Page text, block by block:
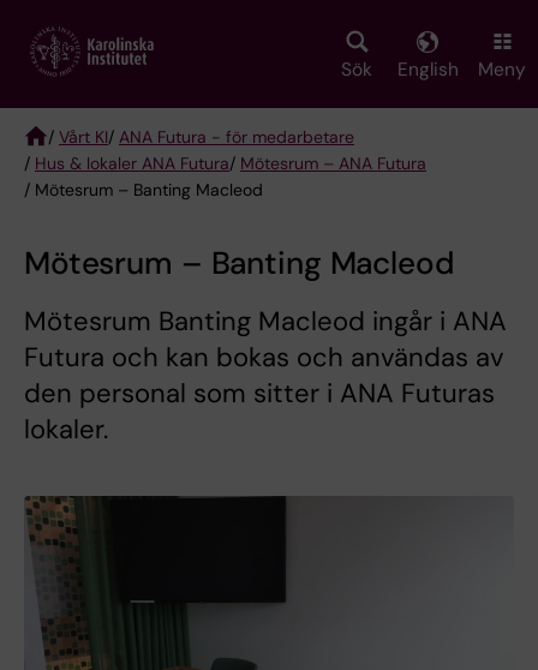
main
Sök English Meny
Breadcrumb
/ Vårt KI/ ANA Futura - för medarbetare
/ Hus & lokaler ANA Futura/ Mötesrum – ANA Futura
/ Mötesrum – Banting Macleod
Mötesrum – Banting Macleod
Mötesrum Banting Macleod ingår i ANA
Futura och kan bokas och användas av
den personal som sitter i ANA Futuras
lokaler.